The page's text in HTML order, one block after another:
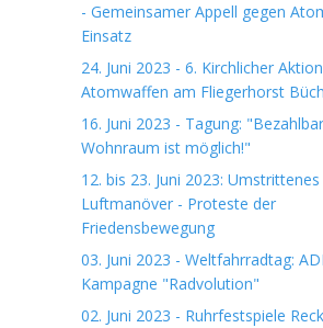
- Gemeinsamer Appell gegen
Einsatz
24. Juni 2023 - 6. Kirchlicher
Atomwaffen am Fliegerhorst
16. Juni 2023 - Tagung:
Wohnraum ist möglich!"
12. bis 23. Juni 2023:
Luftmanöver - Proteste der
Friedensbewegung
03. Juni 2023 - Weltfahrradtag:
Kampagne "Radvolution"
02. Juni 2023 - Ruhrfestspiele